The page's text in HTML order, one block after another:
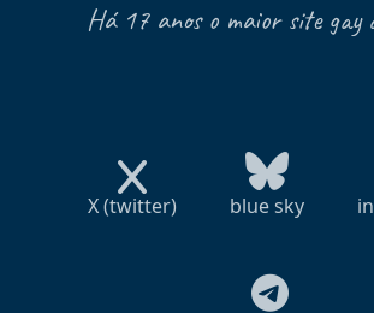
Há 17 anos o maior site gay
X (twitter) blue sky